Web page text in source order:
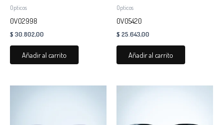
Opticos
0VO2998
$ 30.802,00
Añadir al carrito
Opticos
0VO5420
$ 25.643,00
Añadir al carrito